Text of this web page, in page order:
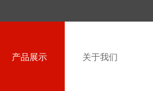
产品展示 关于我们